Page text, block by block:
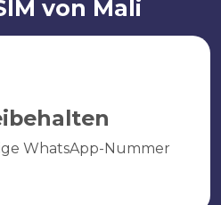
von Mali
WhatsApp-Nummer